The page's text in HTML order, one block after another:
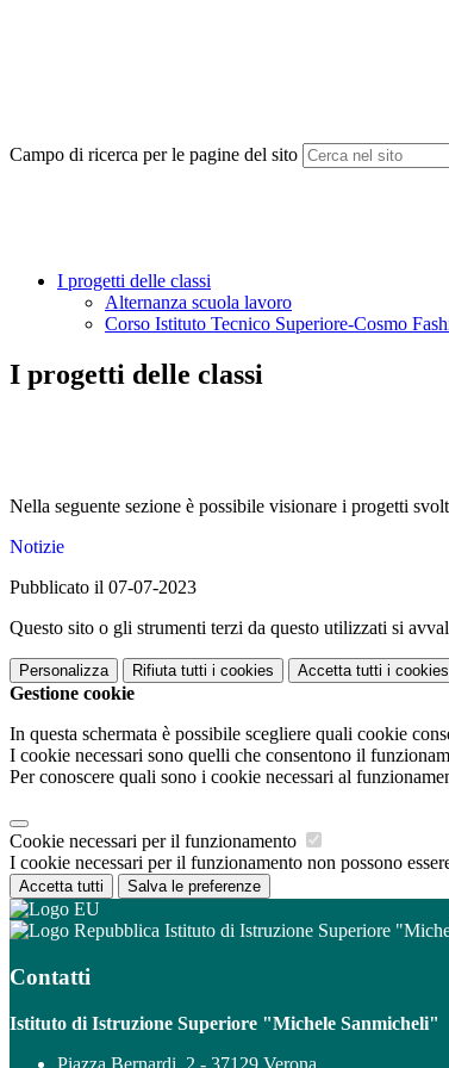
Campo di ricerca per le pagine del sito
I progetti delle classi
Alternanza scuola lavoro
Corso Istituto Tecnico Superiore-Cosmo
I progetti delle classi
Nella seguente sezione è possibile visionare i progetti
Notizie
Pubblicato il 07-07-2023
Questo sito o gli strumenti terzi da questo utilizzati si
Personalizza Rifiuta tutti i cookies Accetta tutti i cookies
Gestione cookie
In questa schermata è possibile scegliere quali cookie
I cookie necessari sono quelli che consentono il
Per conoscere quali sono i cookie necessari al
Cookie necessari per il funzionamento
I cookie necessari per il funzionamento non possono
Accetta tutti Salva le preferenze
Istituto di Istruzione Superiore
Contatti
Istituto di Istruzione Superiore "Michele Sanmicheli"
Piazza Bernardi, 2 - 37129 Verona